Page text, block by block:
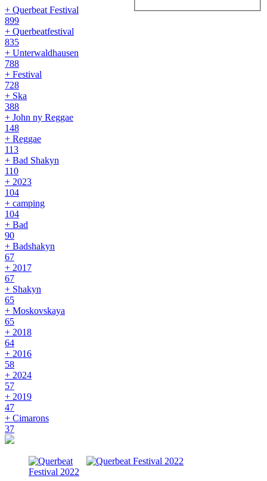
+ Querbeat Festival
899
+ Querbeatfestival
835
+ Unterwaldhausen
788
+ Festival
728
+ Ska
388
+ John ny Reggae
148
+ Reggae
113
+ Bad Shakyn
110
+ 2023
104
+ camping
104
+ Bad
90
+ Badshakyn
67
+ 2017
67
+ Shakyn
65
+ Moskovskaya
65
+ 2018
64
+ 2016
58
+ 2024
57
+ 2019
47
+ Cimarons
37